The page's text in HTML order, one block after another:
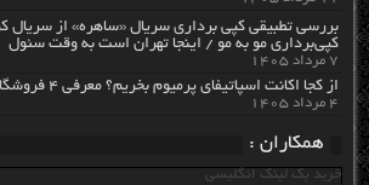
بررسی تطبیقی کپی برداری سریال «ساهره» از سریال
کپی‌برداری مو به مو / اینجا تهران است به وقت سئول
۷ مرداد ۱۴۰۵
از کجا اکانت اسپاتیفای پرمیوم بخریم؟ معرفی ۴ فروشگاه معتبر ایرانی
۴ مرداد ۱۴۰۵
همکاران :
خرید بک لینک انگلیسی